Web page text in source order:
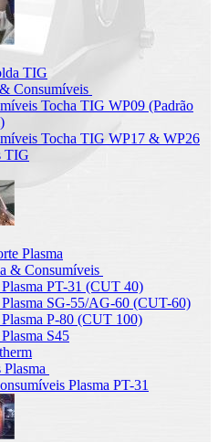
TIG
Consumíveis
Tocha TIG WP09 (Padrão
Tocha TIG WP17 & WP26
TIG
Plasma
& Consumíveis
PT-31 (CUT 40)
SG-55/AG-60 (CUT-60)
P-80 (CUT 100)
S45
Plasma PT-31